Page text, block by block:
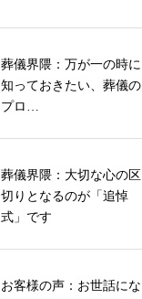
葬儀界隈：万が一の時に
知っておきたい、葬儀の
プロ…
葬儀界隈：大切な心の区
切りとなるのが「追悼
式」です
お客様の声：お世話にな